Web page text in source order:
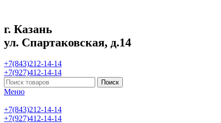
г. Казань
ул. Спартаковская, д.14
+7(843)212-14-14
+7(927)412-14-14
Поиск
Меню
+7(843)212-14-14
+7(927)412-14-14